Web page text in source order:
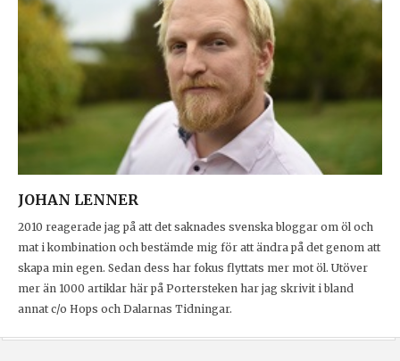
JOHAN LENNER
2010 reagerade jag på att det saknades svenska bloggar om öl och
mat i kombination och bestämde mig för att ändra på det genom att
skapa min egen. Sedan dess har fokus flyttats mer mot öl. Utöver
mer än 1000 artiklar här på Portersteken har jag skrivit i bland
annat c/o Hops och Dalarnas Tidningar.